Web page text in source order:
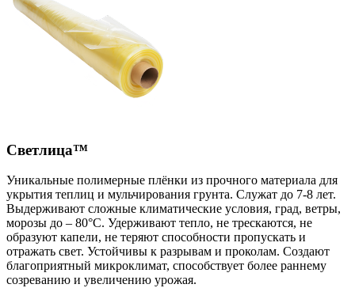
Светлица™
Уникальные полимерные плёнки из прочного материала для
укрытия теплиц и мульчирования грунта. Служат до 7-8 лет.
Выдерживают сложные климатические условия, град, ветры,
морозы до – 80°С. Удерживают тепло, не трескаются, не
образуют капели, не теряют способности пропускать и
отражать свет. Устойчивы к разрывам и проколам. Создают
благоприятный микроклимат, способствует более раннему
созреванию и увеличению урожая.